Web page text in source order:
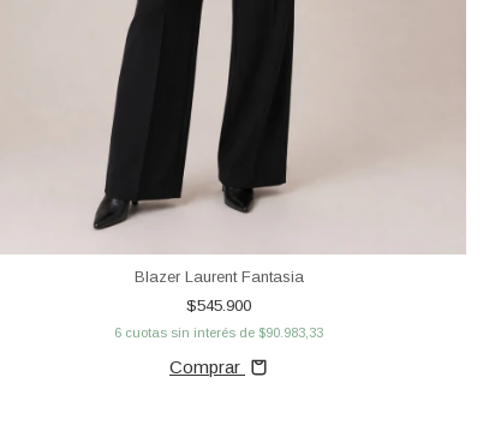
Blazer Laurent Fantasia
$545.900
6 cuotas sin interés de $90.983,33
Comprar